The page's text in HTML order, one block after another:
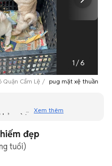
1 /6
Quận Cẩm Lệ pug mặt xệ thuần
và bạn không thể liên hệ
Xem thêm
đẹp
tuổi)